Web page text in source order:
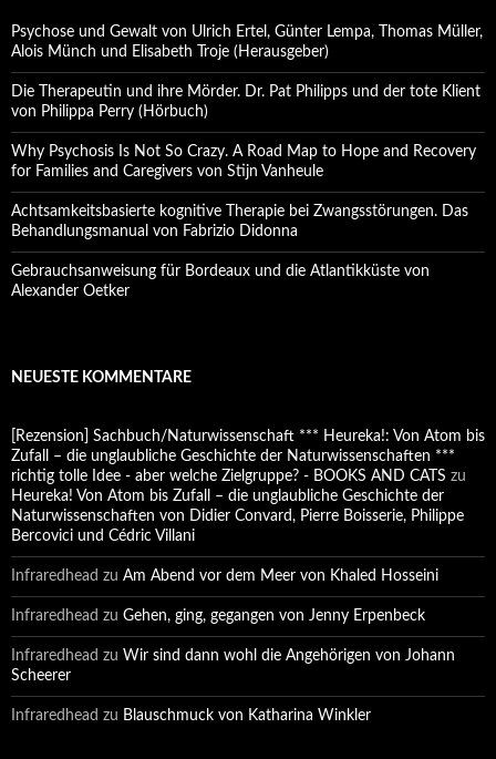
Psychose und Gewalt von Ulrich Ertel, Günter Lempa, Thomas Müller,
Alois Münch und Elisabeth Troje (Herausgeber)
Die Therapeutin und ihre Mörder. Dr. Pat Philipps und der tote Klient
von Philippa Perry (Hörbuch)
Why Psychosis Is Not So Crazy. A Road Map to Hope and Recovery
for Families and Caregivers von Stijn Vanheule
Achtsamkeitsbasierte kognitive Therapie bei Zwangsstörungen. Das
Behandlungsmanual von Fabrizio Didonna
Gebrauchsanweisung für Bordeaux und die Atlantikküste von
Alexander Oetker
NEUESTE KOMMENTARE
[Rezension] Sachbuch/Naturwissenschaft *** Heureka!: Von Atom bis
Zufall – die unglaubliche Geschichte der Naturwissenschaften ***
richtig tolle Idee - aber welche Zielgruppe? - BOOKS AND CATS zu
Heureka! Von Atom bis Zufall – die unglaubliche Geschichte der
Naturwissenschaften von Didier Convard, Pierre Boisserie, Philippe
Bercovici und Cédric Villani
Infraredhead zu Am Abend vor dem Meer von Khaled Hosseini
Infraredhead zu Gehen, ging, gegangen von Jenny Erpenbeck
Infraredhead zu Wir sind dann wohl die Angehörigen von Johann
Scheerer
Infraredhead zu Blauschmuck von Katharina Winkler